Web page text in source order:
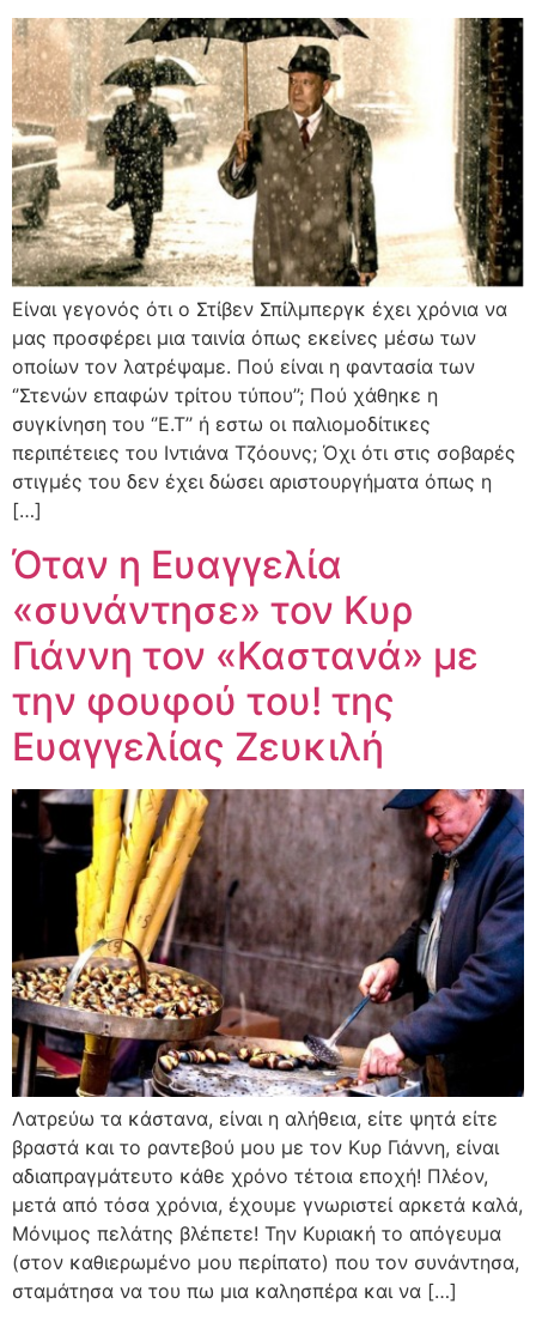
Είναι γεγονός ότι ο Στίβεν Σπίλμπεργκ έχει χρόνια να
μας προσφέρει μια ταινία όπως εκείνες μέσω των
οποίων τον λατρέψαμε. Πού είναι η φαντασία των
‘’Στενών επαφών τρίτου τύπου’’; Πού χάθηκε η
συγκίνηση του ‘’Ε.Τ’’ ή εστω οι παλιομοδίτικες
περιπέτειες του Ιντιάνα Τζόουνς; Όχι ότι στις σοβαρές
στιγμές του δεν έχει δώσει αριστουργήματα όπως η
[…]
Όταν η Ευαγγελία
«συνάντησε» τον Κυρ
Γιάννη τον «Καστανά» με
την φουφού του! της
Ευαγγελίας Ζευκιλή
Λατρεύω τα κάστανα, είναι η αλήθεια, είτε ψητά είτε
βραστά και το ραντεβού μου με τον Κυρ Γιάννη, είναι
αδιαπραγμάτευτο κάθε χρόνο τέτοια εποχή! Πλέον,
μετά από τόσα χρόνια, έχουμε γνωριστεί αρκετά καλά,
Μόνιμος πελάτης βλέπετε! Την Κυριακή το απόγευμα
(στον καθιερωμένο μου περίπατο) που τον συνάντησα,
σταμάτησα να του πω μια καλησπέρα και να […]